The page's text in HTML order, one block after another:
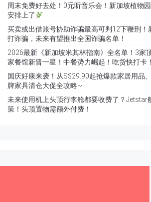
周末免费好去处！0元听音乐会！新加坡植物
安排上了
买卖或出借账号协助诈骗最高可判12下鞭刑！
打诈骗，未来有望推出全国诈骗名单！
2026最新《新加坡米其林指南》全名单！3家
家餐馆新晋一星！中餐势力崛起！吃货快打卡！
国庆好康来袭！从S$29.90起抢爆款家居用品
牌家具清仓大促全攻略~
未来使用机上头顶行李舱都要收费了？Jetstar
策！头顶置物需额外付费！